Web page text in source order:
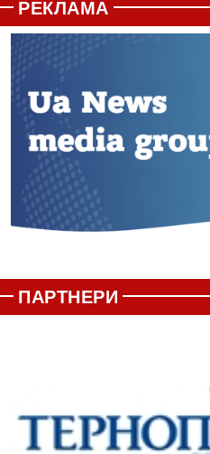
РЕКЛАМА
ПАРТНЕРИ